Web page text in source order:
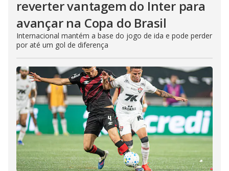
reverter vantagem do Inter para
avançar na Copa do Brasil
Internacional mantém a base do jogo de ida e pode perder
por até um gol de diferença